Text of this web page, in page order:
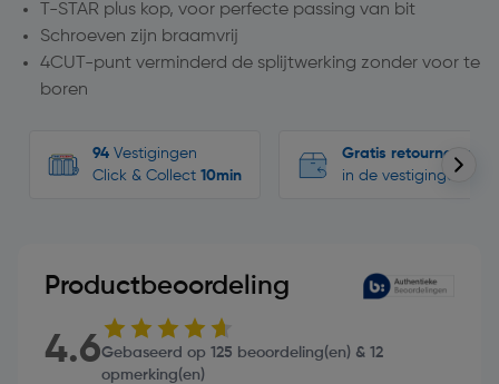
T-STAR plus kop, voor perfecte passing van bit
Schroeven zijn braamvrij
4CUT-punt verminderd de splijtwerking zonder voor te
boren
94 Vestigingen
Click & Collect 10min
Gratis retourneren
in de vestigingen
Productbeoordeling
4.6Gebaseerd op 125 beoordeling(en) & 12
opmerking(en)